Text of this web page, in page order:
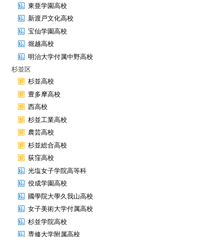
東亜学園高校
新渡戸文化高校
宝仙学園高校
堀越高校
明治大学付属中野高校
杉並区
杉並高校
豊多摩高校
西高校
杉並工業高校
農芸高校
杉並総合高校
荻窪高校
光塩女子学院高等科
佼成学園高校
國學院大學久我山高校
女子美術大学付属高校
杉並学院高校
専修大学附属高校